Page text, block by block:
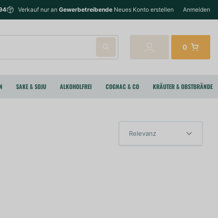
Verkauf nur an Gewerbetreibende Neues Konto erstellen Anmelden
0
SAKE & SOJU ALKOHOLFREI COGNAC & CO KRÄUTER & OBSTBRÄNDE